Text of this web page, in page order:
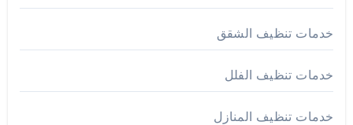
خدمات تنظيف الشقق
خدمات تنظيف الفلل
خدمات تنظيف المنازل